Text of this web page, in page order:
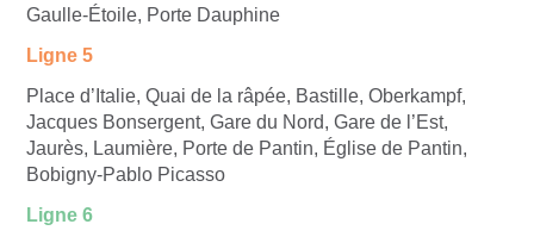
Gaulle-Étoile, Porte Dauphine
Ligne 5
Place d’Italie, Quai de la râpée, Bastille, Oberkampf,
Jacques Bonsergent, Gare du Nord, Gare de l’Est,
Jaurès, Laumière, Porte de Pantin, Église de Pantin,
Bobigny-Pablo Picasso
Ligne 6